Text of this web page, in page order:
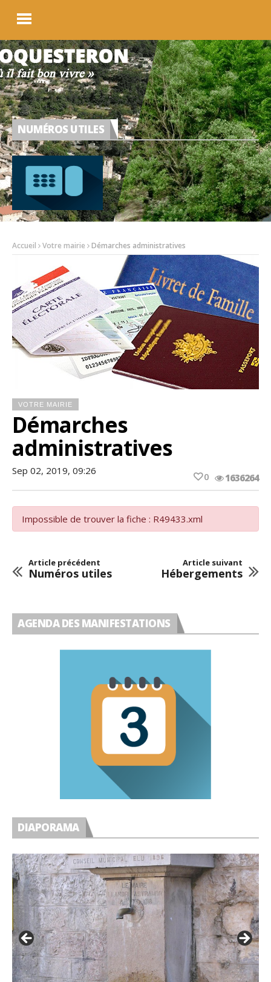
NUMÉROS UTILES
Accueil Votre mairie Démarches administratives
VOTRE MAIRIE
Démarches
administratives
Sep 02, 2019, 09:26
1636264
0
Impossible de trouver la fiche : R49433.xml
Article précédent
Numéros utiles
Article suivant
Hébergements
AGENDA DES MANIFESTATIONS
DIAPORAMA